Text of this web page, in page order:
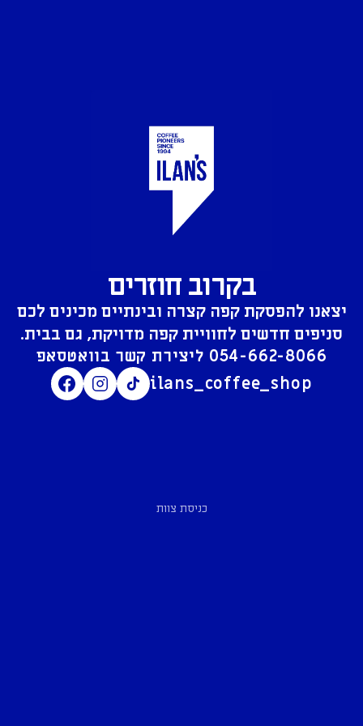
בקרוב חוזרים
יצאנו להפסקת קפה קצרה ובינתיים מכינים לכם
סניפים חדשים לחוויית קפה מדויקת, גם בבית.
054-662-8066
ilans_coffee_shop
כניסת צוות